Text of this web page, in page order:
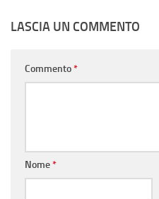
LASCIA UN COMMENTO
Commento*
Nome*